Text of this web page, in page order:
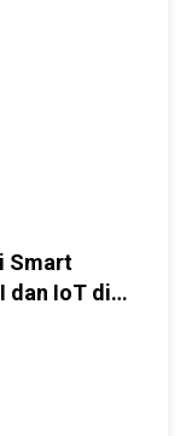
Smart
dan IoT di